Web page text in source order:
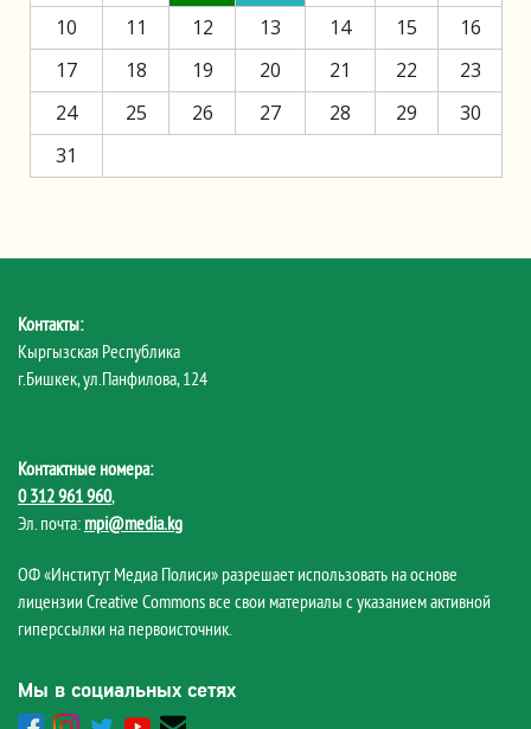
10
11 12 13 14 15
16
17
18 19 20 21 22
23
24
25 26 27 28 29
30
31
Контакты:
Кыргызская Республика
г.Бишкек, ул.Панфилова, 124
Контактные номера:
0 312 961 960,
Эл. почта: mpi@media.kg
ОФ «Институт Медиа Полиси» разрешает использовать на основе
лицензии Creative Commons все свои материалы с указанием активной
гиперссылки на первоисточник.
Мы в социальных сетях